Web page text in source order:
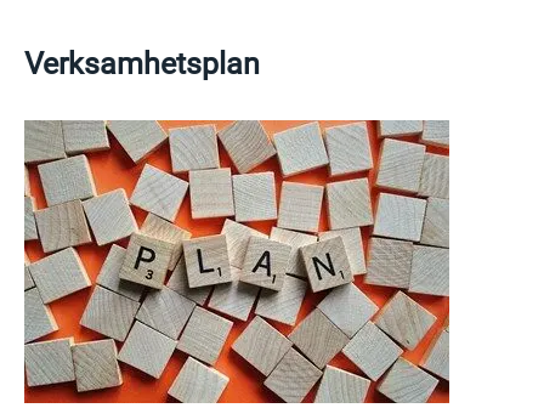
Verksamhetsplan